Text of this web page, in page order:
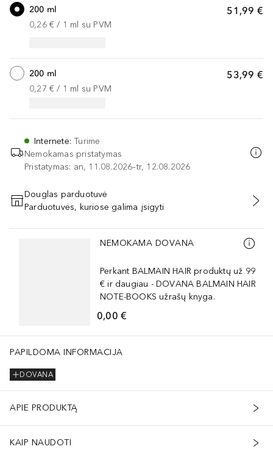
51,99 €
200 ml
0,26 € / 1 ml su PVM
53,99 €
200 ml
0,27 € / 1 ml su PVM
Internete:Turime
Nemokamas pristatymas
Pristatymas: an, 11.08.2026–tr, 12.08.2026
PRIDĖTI Į KREPŠELĮ
Douglas parduotuvė
Parduotuvės, kuriose galima įsigyti
Praleisti slankiklį
NEMOKAMA DOVANA
Perkant BALMAIN HAIR produktų už 99
€ ir daugiau - DOVANA BALMAIN HAIR
NOTE-BOOKS užrašų knyga.
0,00 €
PAPILDOMA INFORMACIJA
DOVANA
APIE PRODUKTĄ
KAIP NAUDOTI